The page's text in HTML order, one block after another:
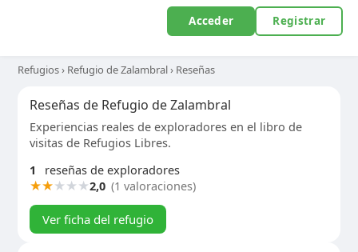
Acceder Registrar
Refugios› Refugio de Zalambral› Reseñas
Reseñas de Refugio de Zalambral
Experiencias reales de exploradores en el libro de
visitas de Refugios Libres.
1
reseñas de exploradores
★★★★★2,0 (1 valoraciones)
Ver ficha del refugio